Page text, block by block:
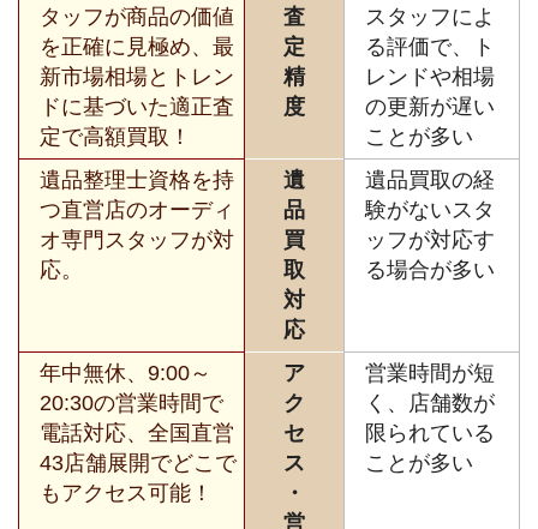
タッフが商品の価値
を正確に見極め、最
新市場相場とトレン
ドに基づいた適正査
定で高額買取！
査
定
精
度
スタッフによ
る評価で、ト
レンドや相場
の更新が遅い
ことが多い
遺品整理士資格を持
つ直営店のオーディ
オ専門スタッフが対
応。
遺
品
買
取
対
応
遺品買取の経
験がないスタ
ッフが対応す
る場合が多い
年中無休、9:00～
20:30の営業時間で
電話対応、全国直営
43店舗展開でどこで
もアクセス可能！
ア
ク
セ
ス
・
営
営業時間が短
く、店舗数が
限られている
ことが多い